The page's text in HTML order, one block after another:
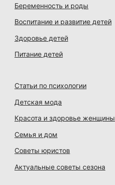
Беременность и роды
Воспитание и развитие детей
Здоровье детей
Питание детей
Статьи по психологии
Детская мода
Красота и здоровье женщины
Семья и дом
Советы юристов
Актуальные советы сезона